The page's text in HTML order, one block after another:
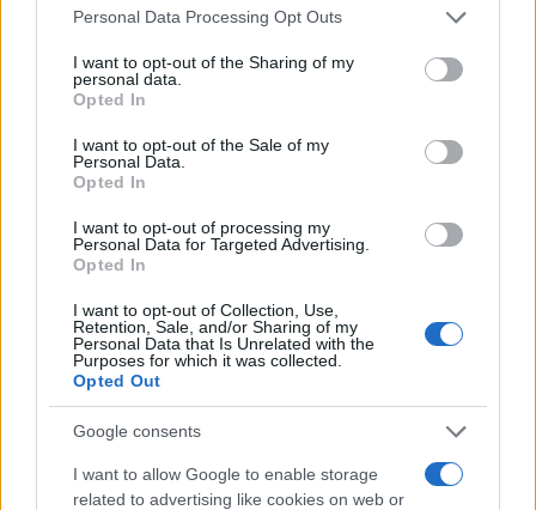
Please note that this website/app uses one or more Google
not limited to your visit or usage behaviour. You may click to
grant or deny consent to Google and its third-party tags to
use your data for below specified purposes in below Google
consent section.
Personal Data Processing Opt Outs
I want to opt-out of the Sharing of my
personal data.
Opted In
I want to opt-out of the Sale of my
Personal Data.
Opted In
I want to opt-out of processing my
Personal Data for Targeted Advertising.
Opted In
I want to opt-out of Collection, Use,
Retention, Sale, and/or Sharing of my
Personal Data that Is Unrelated with the
Purposes for which it was collected.
Opted Out
Google consents
I want to allow Google to enable storage
related to advertising like cookies on web or
Ελίζαμπεθ Ελέτσι και Νεκτάριος Λεμονίδης
πήγαν στον Άγιο Νεκτάριο Βούλας για να
πάρουν την ευχή για τον γιο τους
Ηφαίστειο Σαντορίνης: Ένας 15χρονος που
μπορεί να αλλάξει τη χρονολογία της
προϊστορικής έκρηξης
Πιο σχολιασμένα
Βγήκαν ξανά τα μαχαίρια στην Ελπίδα
για τη Δημοκρατία: «Καρυστιανού,
Γρατσία και Γαλανός μετέτρεψαν το
κίνημα σε φοβικό αρχηγικό κόμμα»
87 Απίστευτο κι όμως αληθινό -
Aναστέλλονται τα τακτικά ραντεβού του
αγγειοχειρουργού του νοσοκομείου
Χανίων επειδή κλάπηκε το μηχανάκι του
γιατρού